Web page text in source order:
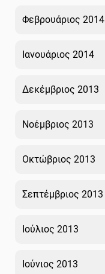
Φεβρουάριος 2014
Ιανουάριος 2014
Δεκέμβριος 2013
Νοέμβριος 2013
Οκτώβριος 2013
Σεπτέμβριος 2013
Ιούλιος 2013
Ιούνιος 2013